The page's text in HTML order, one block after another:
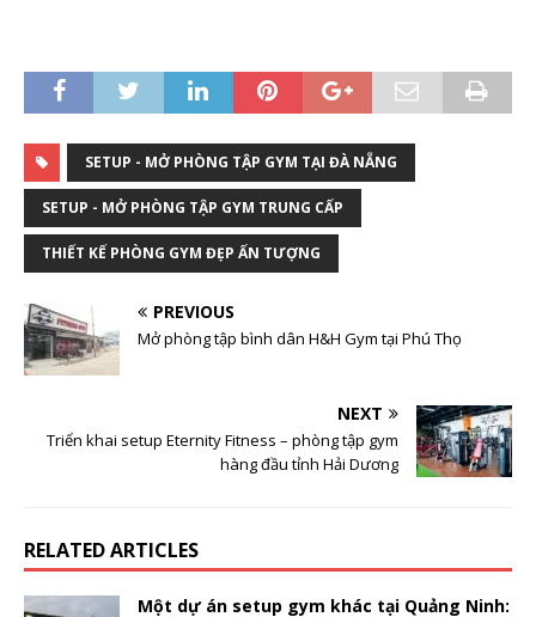
SETUP - MỞ PHÒNG TẬP GYM TẠI ĐÀ NẴNG
SETUP - MỞ PHÒNG TẬP GYM TRUNG CẤP
THIẾT KẾ PHÒNG GYM ĐẸP ẤN TƯỢNG
PREVIOUS
Mở phòng tập bình dân H&H Gym tại Phú Thọ
NEXT
Triển khai setup Eternity Fitness – phòng tập gym
hàng đầu tỉnh Hải Dương
RELATED ARTICLES
Một dự án setup gym khác tại Quảng Ninh: